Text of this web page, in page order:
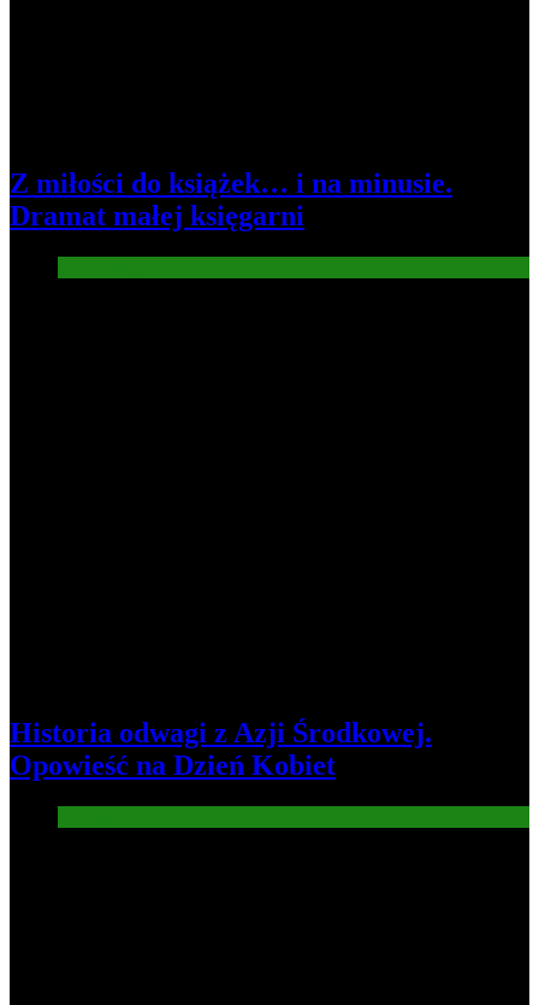
Z miłości do książek… i na minusie.
Dramat małej księgarni
Historia odwagi z Azji Środkowej.
Opowieść na Dzień Kobiet